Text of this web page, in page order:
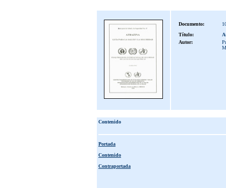
Documento:
Título:
Autor:
Contenido
Portada
Contenido
Contraportada